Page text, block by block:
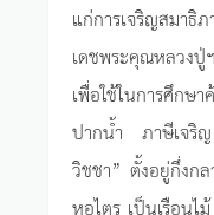
แก่การเจริญสมา
เดชพระคุณหลวง
เพื่อใช้ในการศึกษ
ปากน้ำ ภาษีเจริ
วิชชา” ตั้งอยู่กึ่งกล
หอไตร เป็นเรือน